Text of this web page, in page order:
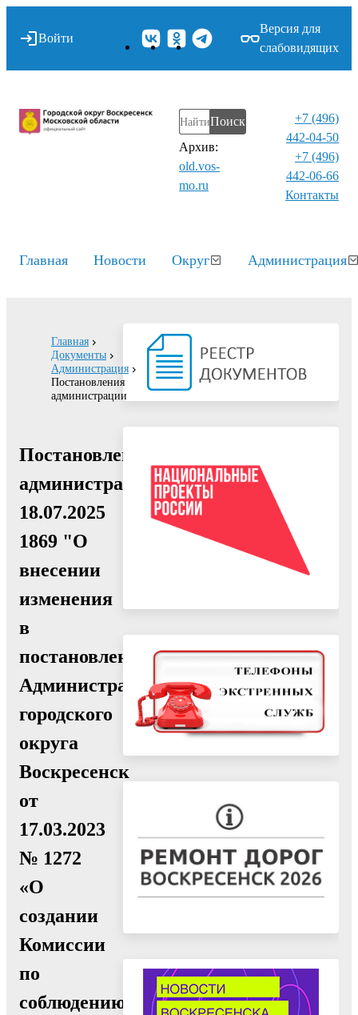
Войти
Версия для
слабовидящих
Поиск
Архив:
old.vos-
mo.ru
+7 (496)
442-04-50
+7 (496)
442-06-66
Контакты⁠
Главная Новости Округ Администрация
Главная
Документы
Администрация
Постановления
администрации
Постановление
администрации
18.07.2025
1869 "О
внесении
изменения
в
постановление
Администрации
городского
округа
Воскресенск
от
17.03.2023
№ 1272
«О
создании
Комиссии
по
соблюдению